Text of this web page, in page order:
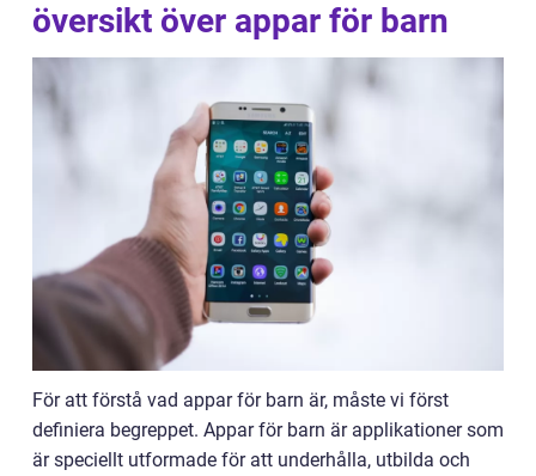
översikt över appar för barn
För att förstå vad appar för barn är, måste vi först
definiera begreppet. Appar för barn är applikationer som
är speciellt utformade för att underhålla, utbilda och